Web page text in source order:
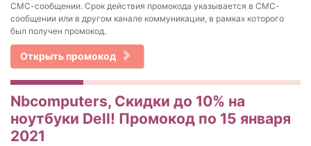
СМС-сообщении. Срок действия промокода указывается в СМС-
сообщении или в другом канале коммуникации, в рамках которого
был получен промокод.
Открыть промокод
Nbcomputers, Скидки до 10% на
ноутбуки Dell! Промокод по 15 января
2021